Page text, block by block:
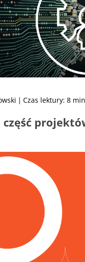
Czas lektury: 8 min
część